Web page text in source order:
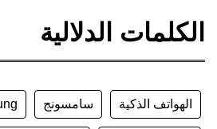
الكلمات الدلالية
الهواتف الذكية سامسونج